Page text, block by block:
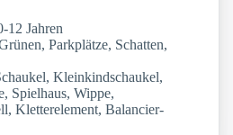
12 Jahren
Parkplätze, Schatten,
Kleinkindschaukel,
Spielhaus, Wippe,
Kletterelement, Balancier-